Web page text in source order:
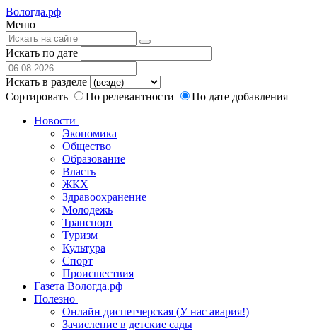
Вологда.рф
Меню
Искать по дате
Искать в разделе
Сортировать
По релевантности
По дате добавления
Новости
Экономика
Общество
Образование
Власть
ЖКХ
Здравоохранение
Молодежь
Транспорт
Туризм
Культура
Спорт
Происшествия
Газета Вологда.рф
Полезно
Онлайн диспетчерская (У нас авария!)
Зачисление в детские сады